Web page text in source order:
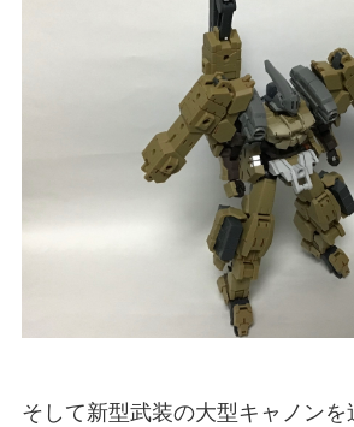
そして新型武装の大型キャノンを